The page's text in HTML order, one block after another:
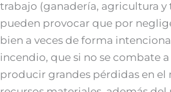
trabajo (ganadería, agricultura y
pueden provocar que por
bien a veces de forma
incendio, que si no se combate
producir grandes pérdidas en